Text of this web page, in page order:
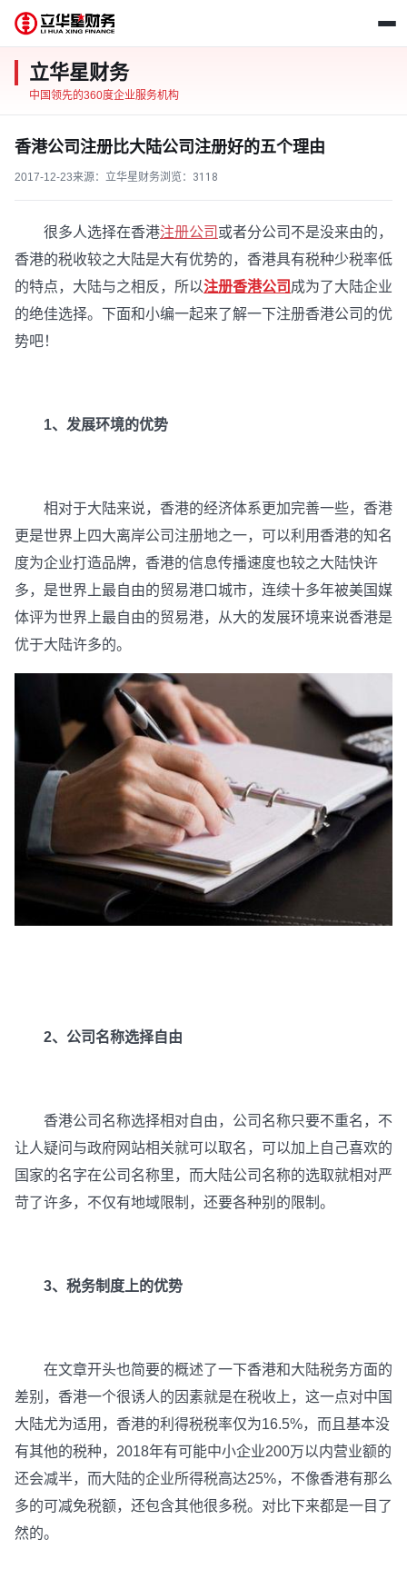
立华星财务
中国领先的360度企业服务机构
香港公司注册比大陆公司注册好的五个理由
2017-12-23来源：立华星财务浏览： 3118
很多人选择在香港注册公司 或者分公司不是没来由的，
香港的税收较之大陆是大有优势的，香港具有税种少税率低
的特点，大陆与之相反，所以注册香港公司 成为了大陆企业
的绝佳选择。下面和小编一起来了解一下注册香港公司的优
势吧！
1、发展环境的优势
相对于大陆来说，香港的经济体系更加完善一些，香港
更是世界上四大离岸公司注册地之一，可以利用香港的知名
度为企业打造品牌，香港的信息传播速度也较之大陆快许
多，是世界上最自由的贸易港口城市，连续十多年被美国媒
体评为世界上最自由的贸易港，从大的发展环境来说香港是
优于大陆许多的。
2、公司名称选择自由
香港公司名称选择相对自由，公司名称只要不重名，不
让人疑问与政府网站相关就可以取名，可以加上自己喜欢的
国家的名字在公司名称里，而大陆公司名称的选取就相对严
苛了许多，不仅有地域限制，还要各种别的限制。
3、税务制度上的优势
在文章开头也简要的概述了一下香港和大陆税务方面的
差别，香港一个很诱人的因素就是在税收上，这一点对中国
大陆尤为适用，香港的利得税税率仅为16.5%，而且基本没
有其他的税种，2018年有可能中小企业200万以内营业额的
还会减半，而大陆的企业所得税高达25%，不像香港有那么
多的可减免税额，还包含其他很多税。对比下来都是一目了
然的。